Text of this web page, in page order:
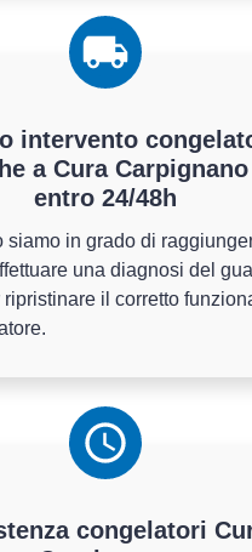
intervento
a Cura
entro 24/48h
siamo in grado di
una diagnosi del
il corretto
congelatori